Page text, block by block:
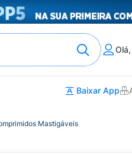
Baixar App
Mastigáveis